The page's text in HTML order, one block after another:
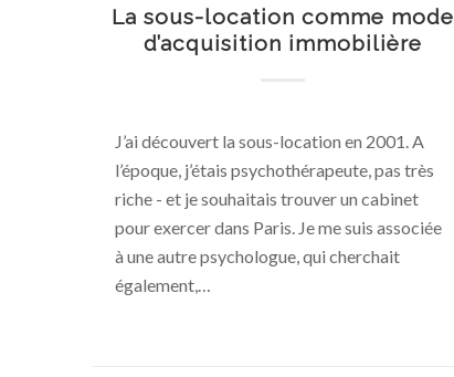
La sous-location comme mode
d’acquisition immobilière
J’ai découvert la sous-location en 2001. A
l’époque, j’étais psychothérapeute, pas très
riche - et je souhaitais trouver un cabinet
pour exercer dans Paris. Je me suis associée
à une autre psychologue, qui cherchait
également,…